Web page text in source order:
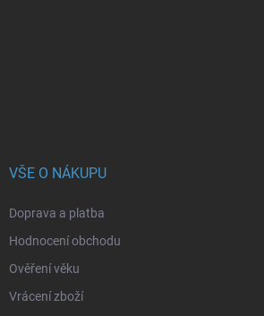
VŠE O NÁKUPU
Doprava a platba
Hodnocení obchodu
Ověření věku
Vrácení zboží